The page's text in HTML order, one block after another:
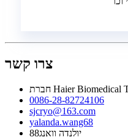
צרו קשר
0086-28-82724106
sjcryo@163.com
yalanda.wang68
יולנדה וואנג88